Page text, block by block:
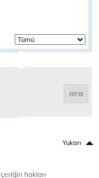
Yukarı
hakları